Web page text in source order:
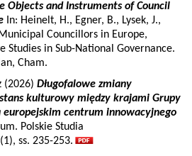
Objects and Instruments of Council
In: Heinelt, H., Egner, B., Lysek, J.,
Councillors in Europe,
Studies in Sub-National Governance.
Cham.
(2026) Długofalowe zmiany
kulturowy między krajami Grupy
europejskim centrum innowacyjnego
Polskie Studia
ss. 235-253.